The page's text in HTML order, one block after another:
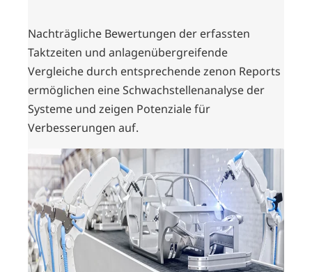
Nachträgliche Bewertungen der erfassten
Taktzeiten und anlagenübergreifende
Vergleiche durch entsprechende zenon Reports
ermöglichen eine Schwachstellenanalyse der
Systeme und zeigen Potenziale für
Verbesserungen auf.